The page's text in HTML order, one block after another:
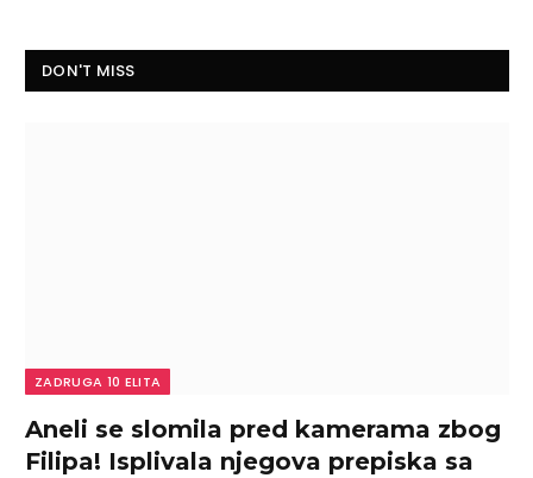
DON'T MISS
ZADRUGA 10 ELITA
Aneli se slomila pred kamerama zbog
Filipa! Isplivala njegova prepiska sa